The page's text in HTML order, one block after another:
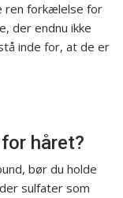
ren forkælelse for
der endnu ikke
inde for, at de er
håret?
bør du holde
sulfater som